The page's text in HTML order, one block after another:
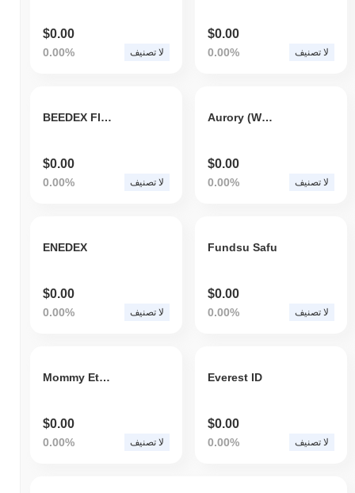
$0.00
0.00% لا تصنيف
$0.00
0.00% لا تصنيف
BEEDEX FINANCE
$0.00
0.00% لا تصنيف
Aurory (Wormhole)
$0.00
0.00% لا تصنيف
ENEDEX
$0.00
0.00% لا تصنيف
Fundsu Safu
$0.00
0.00% لا تصنيف
Mommy Ethereum
$0.00
0.00% لا تصنيف
Everest ID
$0.00
0.00% لا تصنيف